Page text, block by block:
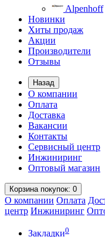
Alpenhoff
Новинки
Хиты продаж
Акции
Производители
Отзывы
Назад
О компании
Оплата
Доставка
Вакансии
Контакты
Сервисный центр
Инжиниринг
Оптовый магазин
Корзинапокупок: 0
О компании Оплата
центр Инжиниринг
Закладки0